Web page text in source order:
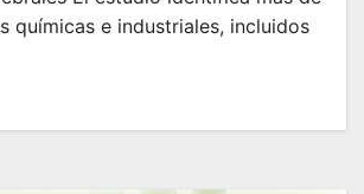
químicas e industriales, incluidos